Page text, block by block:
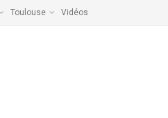
Toulouse Vidéos